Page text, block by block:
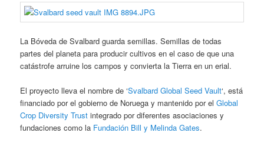
La Bóveda de Svalbard guarda semillas. Semillas de todas
partes del planeta para producir cultivos en el caso de que una
catástrofe arruine los campos y convierta la Tierra en un erial.
El proyecto lleva el nombre de ‘Svalbard Global Seed Vault‘, está
financiado por el gobierno de Noruega y mantenido por elGlobal
Crop Diversity Trust integrado por diferentes asociaciones y
fundaciones como la Fundación Bill y Melinda Gates.